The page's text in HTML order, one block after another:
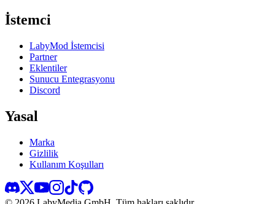
İstemci
LabyMod İstemcisi
Partner
Eklentiler
Sunucu Entegrasyonu
Discord
Yasal
Marka
Gizlilik
Kullanım Koşulları